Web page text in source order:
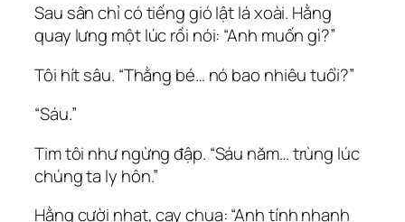
Sau sân chỉ có tiếng gió lật lá xoài. Hằng
quay lưng một lúc rồi nói: “Anh muốn gì?”
Tôi hít sâu. “Thằng bé… nó bao nhiêu tuổi?”
“Sáu.”
Tim tôi như ngừng đập. “Sáu năm… trùng lúc
chúng ta ly hôn.”
Hằng cười nhạt, cay chua: “Anh tính nhanh